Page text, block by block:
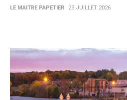
LE MAITRE PAPETIER 23 JUILLET 2026